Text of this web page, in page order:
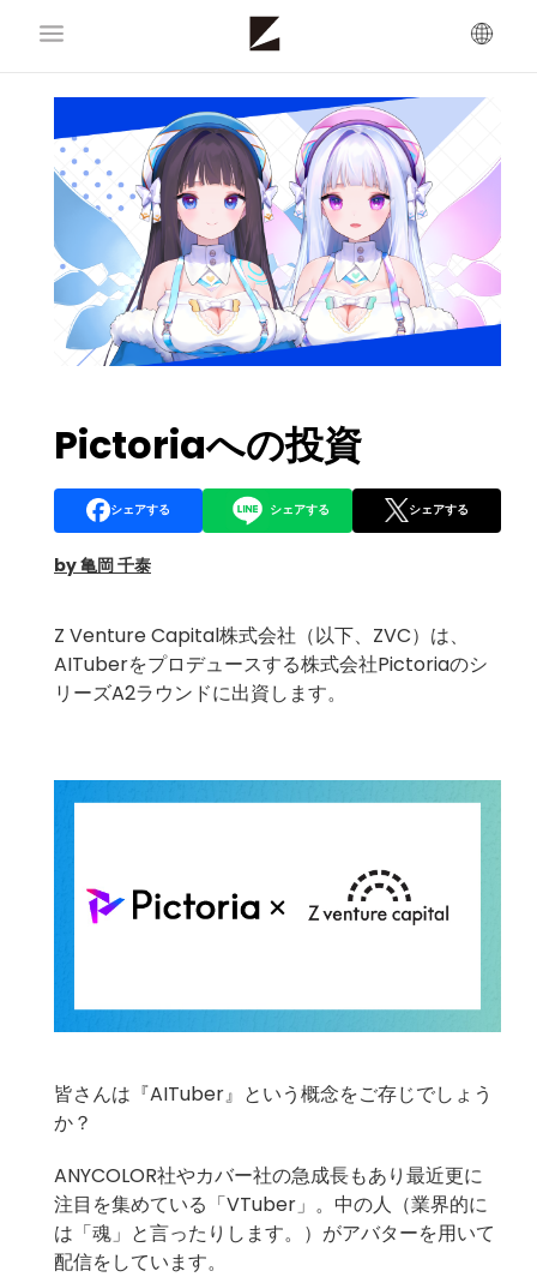
Pictoriaへの投資
シェアする シェアする シェアする
by 亀岡 千泰
Z Venture Capital株式会社（以下、ZVC）は、
AITuberをプロデュースする株式会社Pictoriaのシ
リーズA2ラウンドに出資します。
皆さんは『AITuber』という概念をご存じでしょう
か？
ANYCOLOR社やカバー社の急成長もあり最近更に
注目を集めている「VTuber」。中の人（業界的に
は「魂」と言ったりします。）がアバターを用いて
配信をしています。